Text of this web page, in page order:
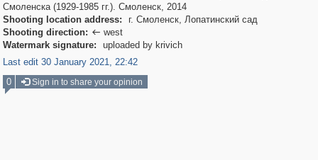
Смоленска (1929-1985 гг.). Смоленск, 2014
Shooting location address:
г. Смоленск, Лопатинский сад
Shooting direction:  west
Watermark signature:
uploaded by krivich
Last edit 30 January 2021, 22:42
0
Sign in to share your opinion